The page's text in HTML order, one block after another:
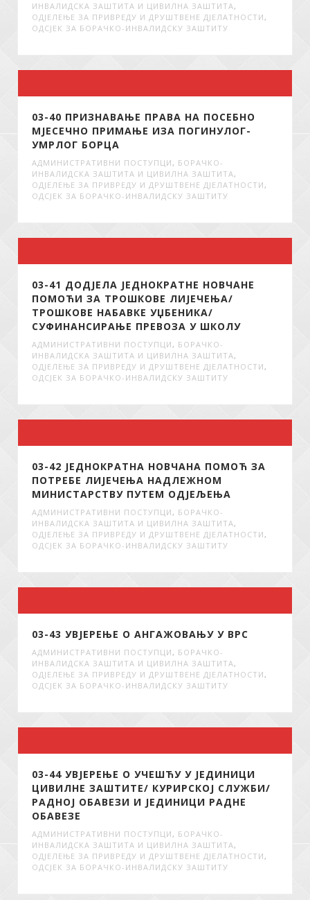
ИНВАЛИДСКА ЗАШТИТА И ЦИВИЛНА ЗАШТИТА,
ОДЈЕЛЕЊЕ ЗА ПРИВРЕДУ И ДРУШТВЕНЕ ДЈЕЛАТНОСТИ ,
ОДСЈЕК ЗА БОРАЧКО-ИНВАЛИДСКУ ЗАШТИТУ
03-40 ПРИЗНАВАЊЕ ПРАВА НА ПОСЕБНО
МЈЕСЕЧНО ПРИМАЊЕ ИЗА ПОГИНУЛОГ-
УМРЛОГ БОРЦА
АДМИНИСТРАТИВНИ ПОСТУПЦИ , БОРАЧКО-
ИНВАЛИДСКА ЗАШТИТА И ЦИВИЛНА ЗАШТИТА,
ОДЈЕЛЕЊЕ ЗА ПРИВРЕДУ И ДРУШТВЕНЕ ДЈЕЛАТНОСТИ ,
ОДСЈЕК ЗА БОРАЧКО-ИНВАЛИДСКУ ЗАШТИТУ
03-41 ДОДЈЕЛА ЈЕДНОКРАТНЕ НОВЧАНЕ
ПОМОЋИ ЗА ТРОШКОВЕ ЛИЈЕЧЕЊА/
ТРОШКОВЕ НАБАВКЕ УЏБЕНИКА/
СУФИНАНСИРАЊЕ ПРЕВОЗА У ШКОЛУ
АДМИНИСТРАТИВНИ ПОСТУПЦИ , БОРАЧКО-
ИНВАЛИДСКА ЗАШТИТА И ЦИВИЛНА ЗАШТИТА,
ОДЈЕЛЕЊЕ ЗА ПРИВРЕДУ И ДРУШТВЕНЕ ДЈЕЛАТНОСТИ ,
ОДСЈЕК ЗА БОРАЧКО-ИНВАЛИДСКУ ЗАШТИТУ
03-42 ЈЕДНОКРАТНА НОВЧАНА ПОМОЋ ЗА
ПОТРЕБЕ ЛИЈЕЧЕЊА НАДЛЕЖНОМ
МИНИСТАРСТВУ ПУТЕМ ОДЈЕЉЕЊА
АДМИНИСТРАТИВНИ ПОСТУПЦИ , БОРАЧКО-
ИНВАЛИДСКА ЗАШТИТА И ЦИВИЛНА ЗАШТИТА,
ОДЈЕЛЕЊЕ ЗА ПРИВРЕДУ И ДРУШТВЕНЕ ДЈЕЛАТНОСТИ ,
ОДСЈЕК ЗА БОРАЧКО-ИНВАЛИДСКУ ЗАШТИТУ
03-43 УВЈЕРЕЊЕ О АНГАЖОВАЊУ У ВРС
АДМИНИСТРАТИВНИ ПОСТУПЦИ , БОРАЧКО-
ИНВАЛИДСКА ЗАШТИТА И ЦИВИЛНА ЗАШТИТА,
ОДЈЕЛЕЊЕ ЗА ПРИВРЕДУ И ДРУШТВЕНЕ ДЈЕЛАТНОСТИ ,
ОДСЈЕК ЗА БОРАЧКО-ИНВАЛИДСКУ ЗАШТИТУ
03-44 УВЈЕРЕЊЕ О УЧЕШЋУ У ЈЕДИНИЦИ
ЦИВИЛНЕ ЗАШТИТЕ/ КУРИРСКОЈ СЛУЖБИ/
РАДНОЈ ОБАВЕЗИ И ЈЕДИНИЦИ РАДНЕ
ОБАВЕЗЕ
АДМИНИСТРАТИВНИ ПОСТУПЦИ , БОРАЧКО-
ИНВАЛИДСКА ЗАШТИТА И ЦИВИЛНА ЗАШТИТА,
ОДЈЕЛЕЊЕ ЗА ПРИВРЕДУ И ДРУШТВЕНЕ ДЈЕЛАТНОСТИ ,
ОДСЈЕК ЗА БОРАЧКО-ИНВАЛИДСКУ ЗАШТИТУ